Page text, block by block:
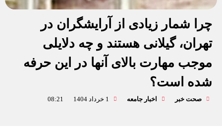
چرا شمار زیادی از آرایشگران در
تهران، گیلانی هستند و چه دلایلی
موجب مهارت بالای آنها در این حرفه
شده است؟
صحت خبر اخبار جامعه 1 خرداد 1404 08:21